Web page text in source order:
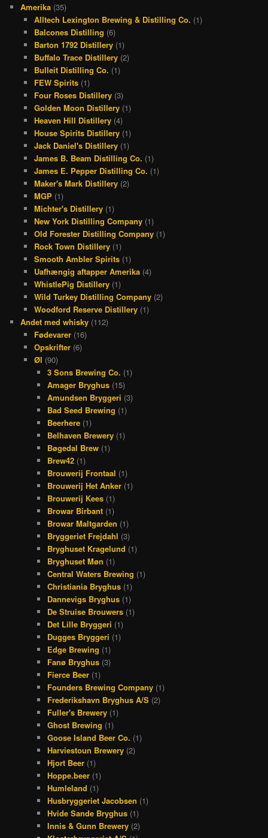
e
b
o
o
k
e
a
d
s
a
g
r
a
m
e
r
e
t
Amerika (35)
Alltech Lexington Brewing & Distilling Co. (1)
Balcones Distilling (6)
Barton 1792 Distillery(1)
Buffalo Trace Distillery(2)
Bulleit Distilling Co. (1)
FEW Spirits(1)
Four Roses Distillery(3)
Golden Moon Distillery(1)
Heaven Hill Distillery(4)
House Spirits Distillery(1)
Jack Daniel's Distillery(1)
James B. Beam Distilling Co. (1)
James E. Pepper Distilling Co. (1)
Maker's Mark Distillery(2)
MGP(1)
Michter's Distillery(1)
New York Distilling Company(1)
Old Forester Distilling Company(1)
Rock Town Distillery(1)
Smooth Ambler Spirits(1)
Uafhængig aftapper Amerika(4)
WhistlePig Distillery(1)
Wild Turkey Distilling Company(2)
Woodford Reserve Distillery(1)
Andet med whisky (112)
Fødevarer(16)
Opskrifter(6)
Øl (90)
3 Sons Brewing Co. (1)
Amager Bryghus (15)
Amundsen Bryggeri (3)
Bad Seed Brewing (1)
Beerhere (1)
Belhaven Brewery (1)
Bøgedal Brew (1)
Brew42 (1)
Brouwerij Frontaal (1)
Brouwerij Het Anker (1)
Brouwerij Kees (1)
Browar Birbant (1)
Browar Maltgarden (1)
Bryggeriet Frejdahl (3)
Bryghuset Kragelund (1)
Bryghuset Møn (1)
Central Waters Brewing (1)
Christiania Bryghus (1)
Dannevigs Bryghus (1)
De Struise Brouwers (1)
Det Lille Bryggeri (1)
Dugges Bryggeri (1)
Edge Brewing (1)
Fanø Bryghus (3)
Fierce Beer (1)
Founders Brewing Company (1)
Frederikshavn Bryghus A/S (2)
Fuller's Brewery (1)
Ghost Brewing (1)
Goose Island Beer Co. (1)
Harviestoun Brewery (2)
Hjort Beer (1)
Hoppe.beer (1)
Humleland (1)
Husbryggeriet Jacobsen (1)
Hvide Sande Bryghus (1)
Innis & Gunn Brewery (2)